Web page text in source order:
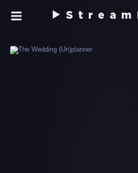
Stream